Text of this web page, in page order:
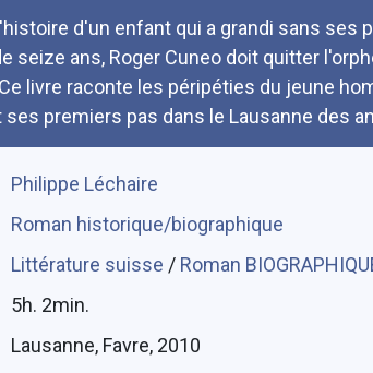
d'un enfant qui a grandi sans ses
seize ans, Roger Cuneo doit quitter
livre raconte les péripéties du jeune
ses premiers pas dans le Lausanne des
Philippe Léchaire
Roman historique/biographique
Littérature suisse / Roman
5h. 2min.
Lausanne, Favre, 2010